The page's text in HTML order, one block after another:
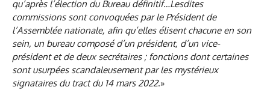
qu’après l’élection du Bureau définitif…Lesdites
commissions sont convoquées par le Président de
l’Assemblée nationale, afin qu’elles élisent chacune en son
sein, un bureau composé d’un président, d’un vice-
président et de deux secrétaires ; fonctions dont certaines
sont usurpées scandaleusement par les mystérieux
signataires du tract du 14 mars 2022.»